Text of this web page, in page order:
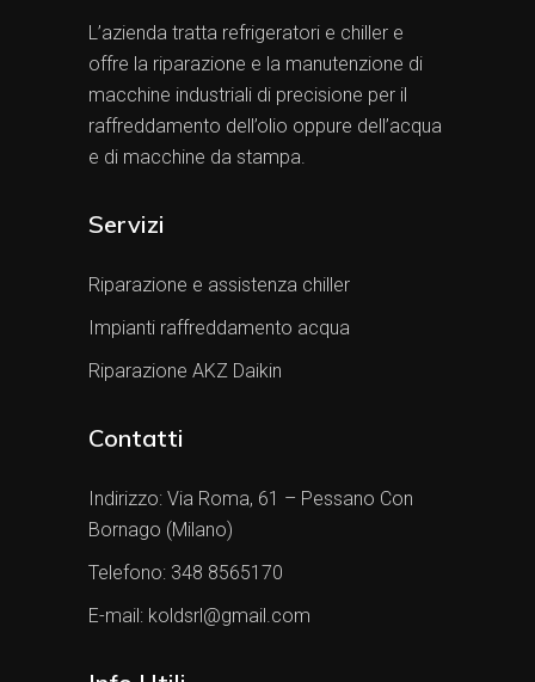
L’azienda tratta refrigeratori e chiller e
offre la riparazione e la manutenzione di
macchine industriali di precisione per il
raffreddamento dell’olio oppure dell’acqua
e di macchine da stampa.
Servizi
Riparazione e assistenza chiller
Impianti raffreddamento acqua
Riparazione AKZ Daikin
Contatti
Indirizzo: Via Roma, 61 – Pessano Con
Bornago (Milano)
Telefono: 348 8565170
E-mail: koldsrl@gmail.com